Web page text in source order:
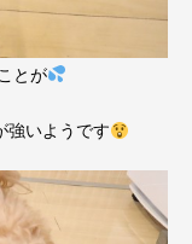
とが
強いようです